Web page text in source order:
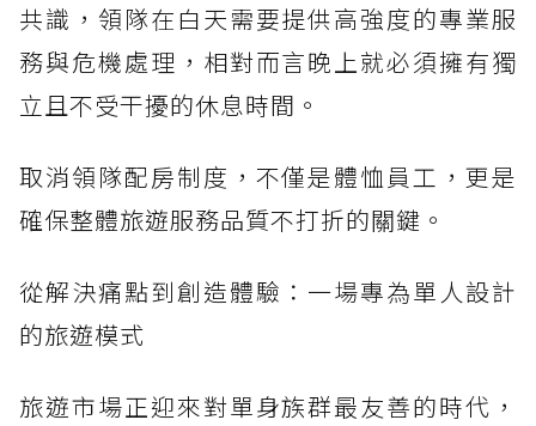
共識，領隊在白天需要提供高強度的專業服
務與危機處理，相對而言晚上就必須擁有獨
立且不受干擾的休息時間。
取消領隊配房制度，不僅是體恤員工，更是
確保整體旅遊服務品質不打折的關鍵。
從解決痛點到創造體驗：一場專為單人設計
的旅遊模式
旅遊市場正迎來對單身族群最友善的時代，